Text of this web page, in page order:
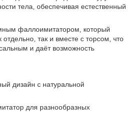
тела, обеспечивая естественный
фаллоимитатором, который
отдельно, так и вместе с торсом, что
и даёт возможность
дизайн с натуральной
для разнообразных